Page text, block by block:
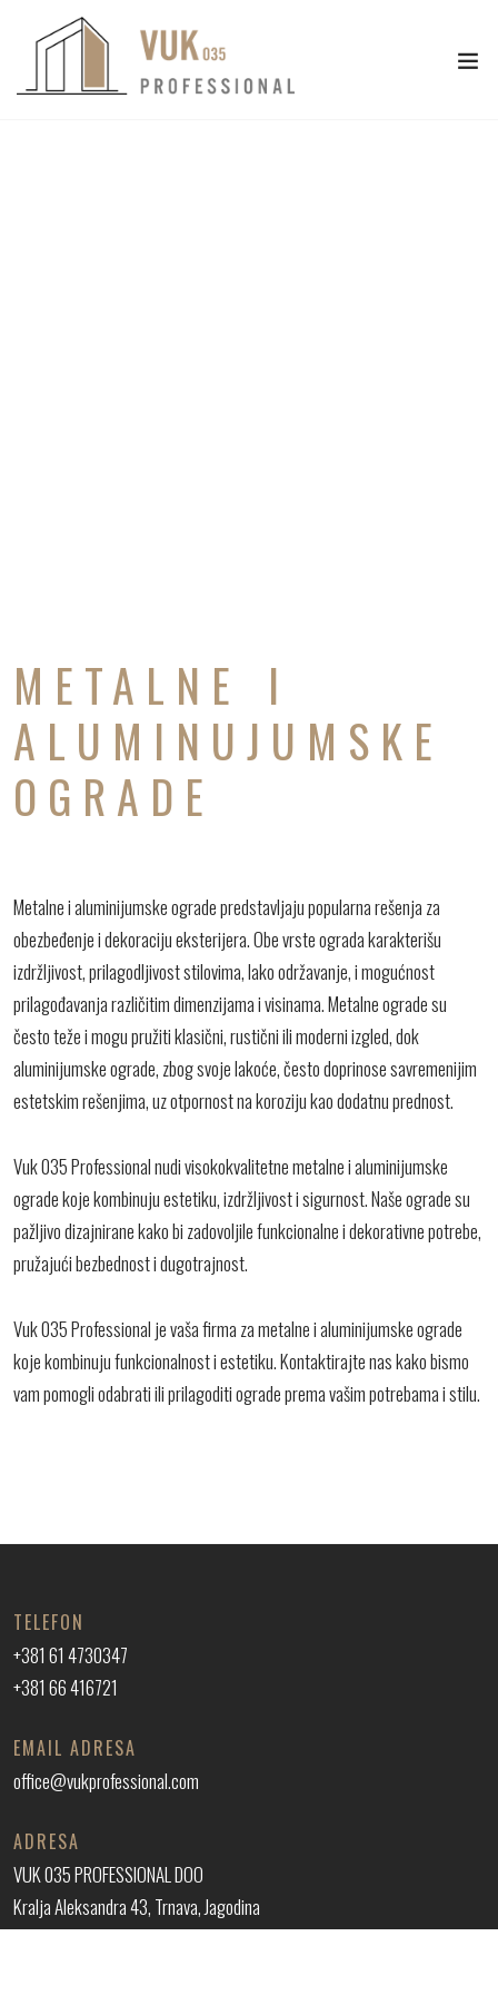
METALNE I
ALUMINUJUMSKE
OGRADE
Metalne i aluminijumske ograde predstavljaju popularna rešenja za
obezbeđenje i dekoraciju eksterijera. Obe vrste ograda karakterišu
izdržljivost, prilagodljivost stilovima, lako održavanje, i mogućnost
prilagođavanja različitim dimenzijama i visinama. Metalne ograde su
često teže i mogu pružiti klasični, rustični ili moderni izgled, dok
aluminijumske ograde, zbog svoje lakoće, često doprinose savremenijim
estetskim rešenjima, uz otpornost na koroziju kao dodatnu prednost.
Vuk 035 Professional nudi visokokvalitetne metalne i aluminijumske
ograde koje kombinuju estetiku, izdržljivost i sigurnost. Naše ograde su
pažljivo dizajnirane kako bi zadovoljile funkcionalne i dekorativne potrebe,
pružajući bezbednost i dugotrajnost.
Vuk 035 Professional je vaša firma za metalne i aluminijumske ograde
koje kombinuju funkcionalnost i estetiku. Kontaktirajte nas kako bismo
vam pomogli odabrati ili prilagoditi ograde prema vašim potrebama i stilu.
TELEFON
+381 61 4730347
+381 66 416721
EMAIL ADRESA
office@vukprofessional.com
ADRESA
VUK 035 PROFESSIONAL DOO
Kralja Aleksandra 43, Trnava, Jagodina